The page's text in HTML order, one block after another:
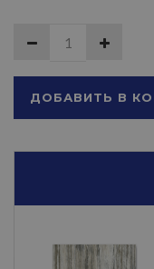
ДОБАВИТЬ В